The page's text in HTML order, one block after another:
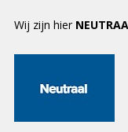
Wij zijn hier